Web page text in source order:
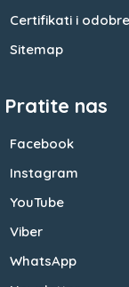
Certifikati i
Sitemap
Pratite nas
Facebook
Instagram
YouTube
Viber
WhatsApp